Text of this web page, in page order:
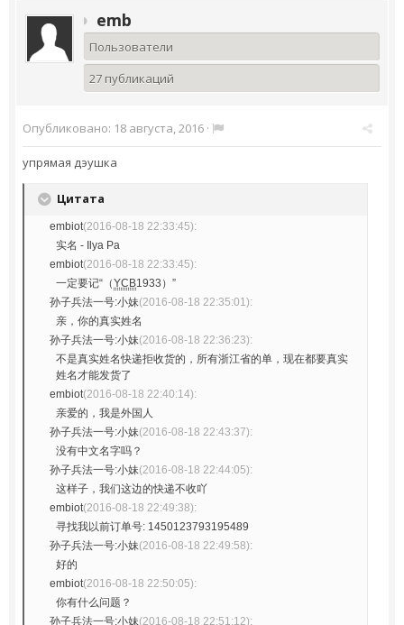
emb
Пользователи
27 публикаций
Опубликовано: 18 августа, 2016 ·
упрямая дэушка
Цитата
embiot(2016-08-18 22:33:45):
实名 - Ilya Pa
embiot(2016-08-18 22:33:45):
一定要记“（YCB1933）”
孙子兵法一号:小妹(2016-08-18 22:35:01):
亲，你的真实姓名
孙子兵法一号:小妹(2016-08-18 22:36:23):
不是真实姓名快递拒收货的，所有浙江省的单，现在都要真实
姓名才能发货了
embiot(2016-08-18 22:40:14):
亲爱的，我是外国人
孙子兵法一号:小妹(2016-08-18 22:43:37):
没有中文名字吗？
孙子兵法一号:小妹(2016-08-18 22:44:05):
这样子，我们这边的快递不收吖
embiot(2016-08-18 22:49:38):
寻找我以前订单号: 1450123793195489
孙子兵法一号:小妹(2016-08-18 22:49:58):
好的
embiot(2016-08-18 22:50:05):
你有什么问题？
孙子兵法一号:小妹(2016-08-18 22:51:12):